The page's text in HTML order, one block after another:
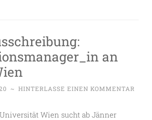
an
~ HINTERLASSE EINEN KOMMENTAR
Wien sucht ab Jänner